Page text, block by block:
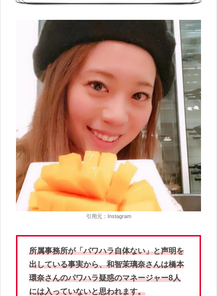
引用元：Instagram
所属事務所が「パワハラ自体ない」と声明を
出している事実から、和智茉璃奈さんは橋本
環奈さんのパワハラ疑惑のマネージャー8人
には入っていないと思われます。